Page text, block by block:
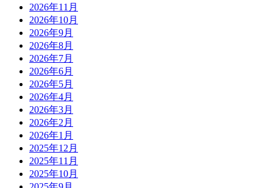
2026年11月
2026年10月
2026年9月
2026年8月
2026年7月
2026年6月
2026年5月
2026年4月
2026年3月
2026年2月
2026年1月
2025年12月
2025年11月
2025年10月